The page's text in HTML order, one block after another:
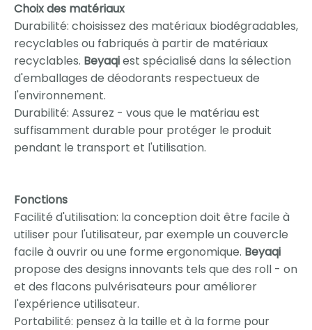
Choix des matériaux
Durabilité: choisissez des matériaux biodégradables,
recyclables ou fabriqués à partir de matériaux
recyclables. Beyaqiest spécialisé dans la sélection
d'emballages de déodorants respectueux de
l'environnement.
Durabilité: Assurez - vous que le matériau est
suffisamment durable pour protéger le produit
pendant le transport et l'utilisation.
Fonctions
Facilité d'utilisation: la conception doit être facile à
utiliser pour l'utilisateur, par exemple un couvercle
facile à ouvrir ou une forme ergonomique. Beyaqi
propose des designs innovants tels que des roll - on
et des flacons pulvérisateurs pour améliorer
l'expérience utilisateur.
Portabilité: pensez à la taille et à la forme pour